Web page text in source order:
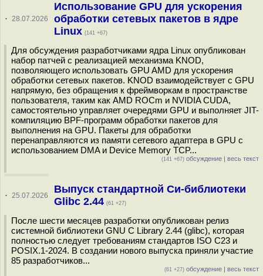
· 28.07.2026
Использование GPU для ускорения
обработки сетевых пакетов в ядре
Linux (141 +67)
Для обсуждения разработчиками ядра Linux опубликован
набор патчей c реализацией механизма KNOD,
позволяющего использовать GPU AMD для ускорения
обработки сетевых пакетов. KNOD взаимодействует с GPU
напрямую, без обращения к фреймворкам в пространстве
пользователя, таким как AMD ROCm и NVIDIA CUDA,
самостоятельно управляет очередями GPU и выполняет JIT-
компиляцию BPF-программ обработки пакетов для
выполнения на GPU. Пакеты для обработки
перенаправляются из памяти сетевого адаптера в GPU с
использованием DMA и Device Memory TCP...
(141 +67) обсуждение | весь текст
· 25.07.2026
Выпуск стандартной Си-библиотеки
Glibc 2.44 (61 +27)
После шести месяцев разработки опубликован релиз
системной библиотеки GNU C Library 2.44 (glibc), которая
полностью следует требованиям стандартов ISO C23 и
POSIX.1-2024. В создании нового выпуска приняли участие
85 разработчиков...
(61 +27) обсуждение | весь текст